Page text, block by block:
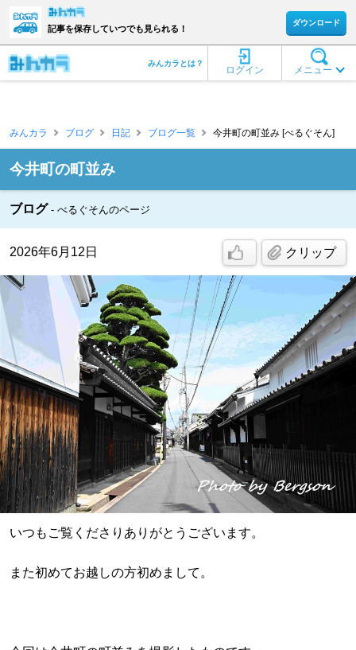
記事を保存していつでも見られる！
ダウンロード
メニュー
ログイン
みんカラとは？
みんカラ ブログ 日記 ブログ一覧 今井町の町並み [べるぐそん]
今井町の町並み
ブログ べるぐそんのページ
2026年6月12日 クリップ
いつもご覧くださりありがとうございます。
また初めてお越しの方初めまして。